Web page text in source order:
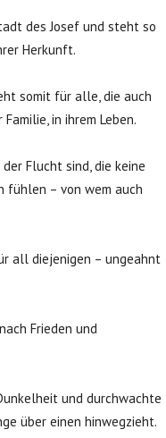
des Josef und steht so
Herkunft.
somit für alle, die auch
in ihrem Leben.
Flucht sind, die keine
fühlen – von wem auch
all diejenigen – ungeahnt
Frieden und
und durchwachte
über einen hinwegzieht.